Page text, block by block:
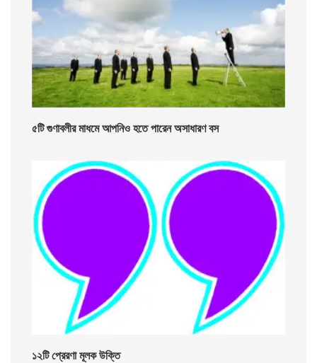
৫টি গুণাবলীর মাধমে আপনিও হতে পারেন অসাধারণ বস
১২টি প্রেরণা মূলক উক্তি